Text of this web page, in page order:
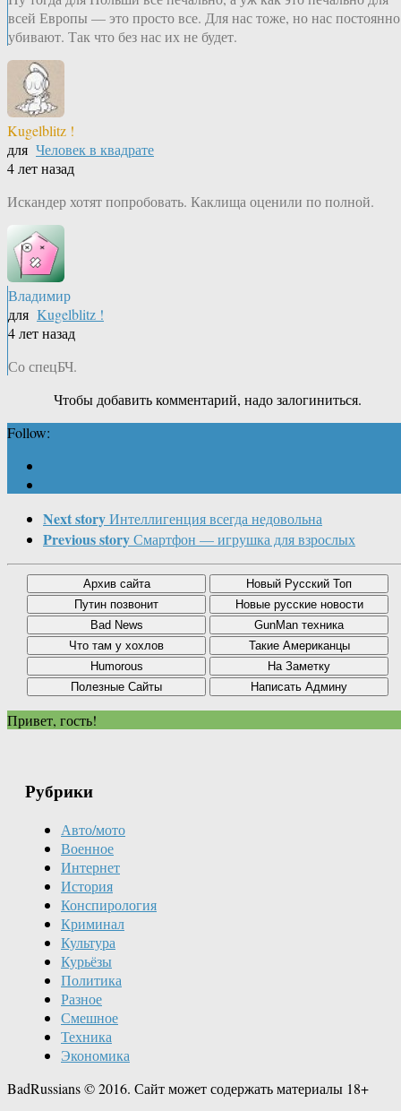
всей Европы — это просто все. Для нас тоже, но нас постоянно
убивают. Так что без нас их не будет.
Kugelblitz !
для Человек в квадрате
4 лет назад
Искандер хотят попробовать. Каклища оценили по полной.
Владимир
для Kugelblitz !
4 лет назад
Со спецБЧ.
Чтобы добавить комментарий, надо залогиниться.
Follow:
Next storyИнтеллигенция всегда недовольна
Previous storyСмартфон — игрушка для взрослых
Привет, гость!
Рубрики
Авто/мото
Военное
Интернет
История
Конспирология
Криминал
Культура
Курьёзы
Политика
Разное
Смешное
Техника
Экономика
BadRussians © 2016. Сайт может содержать материалы 18+